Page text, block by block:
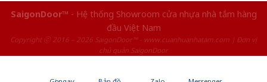
SaigonDoor™ - Hệ thống Showroom cửa nhựa nhà tắm hàng
đầu Việt Nam
Copyright ⓒ 2016 – 2026 SaigonDoor™ - www.cuanhuanhatam.com | Đơn vị
chủ quản SaigonDoor